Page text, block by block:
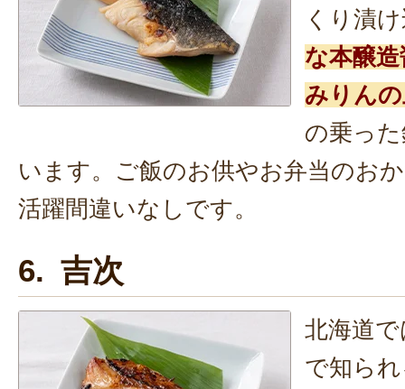
くり漬
な本醸
みりん
の乗っ
います。ご飯のお供やお弁当のお
活躍間違いなしです。
6. 吉次
北海道で
で知ら